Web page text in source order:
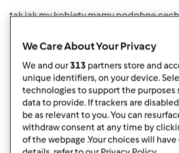
tak jak my kobiety mamy podobne
ale fakt tez się uśmiałam jak sobie te
przypomniałam, gdy mój mąż robi oczy
przekonaniem mówi " Nie mówiłaś"
We Care About Your Privacy
We and our313 partners store and
unique identifiers, on your device.
technologies to support the purposes
data to provide. If trackers are
be as relevant to you. You can
withdraw consent at any time by
of the webpage .Your choices will